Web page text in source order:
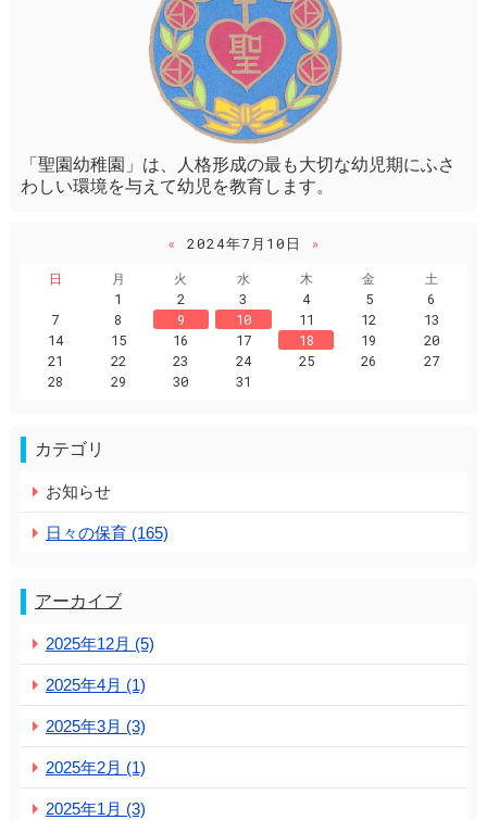
「聖園幼稚園」は、人格形成の最も大切な幼児期にふさ
わしい環境を与えて幼児を教育します。
« 2024年7月10日
»
日
月 火 水 木 金
土
1
2 3 4 5
6
7
8 9 10 11 12
13
14
15 16 17 18 19
20
21
22 23 24 25 26
27
28
29 30 31
カテゴリ
お知らせ
日々の保育 (165)
アーカイブ
2025年12月 (5)
2025年4月 (1)
2025年3月 (3)
2025年2月 (1)
2025年1月 (3)